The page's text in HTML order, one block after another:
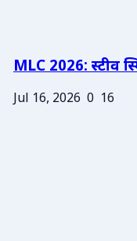
MLC 2026: स्टीव
Jul 16, 2026 0 16